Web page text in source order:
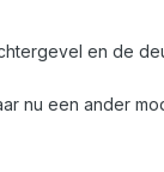
en de
nu een ander